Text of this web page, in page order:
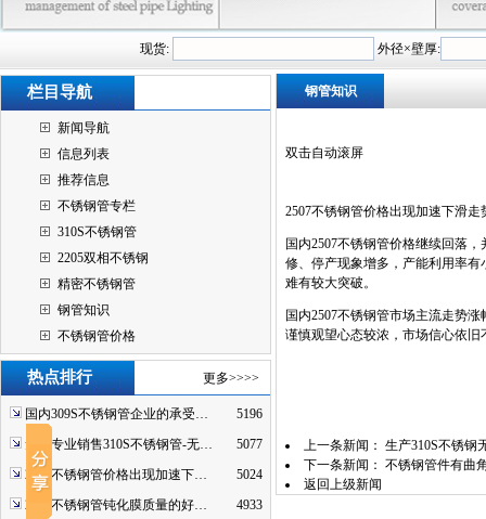
现货: 外径×壁厚:
栏目导航
新闻导航
信息列表
推荐信息
不锈钢管专栏
310S不锈钢管
2205双相不锈钢
精密不锈钢管
钢管知识
不锈钢管价格
热点排行 更多>>>>
国内309S不锈钢管企业的承受…
5196
无锡专业销售310S不锈钢管-无…
5077
2507不锈钢管价格出现加速下…
5024
2520不锈钢管钝化膜质量的好…
4933
钢管知识
双击自动滚屏
2507不锈钢管价格出现加速下滑走
国内2507不锈钢管价格继续回落
修、停产现象增多，产能利用率
难有较大突破。
国内2507不锈钢管市场主流走势
谨慎观望心态较浓，市场信心依旧
上一条新闻： 生产310S不锈钢
下一条新闻： 不锈钢管件有曲
返回上级新闻